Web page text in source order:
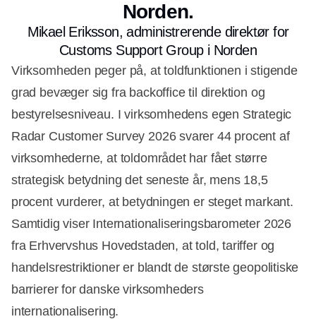
Norden.
Mikael Eriksson, administrerende direktør for
Customs Support Group i Norden
Virksomheden peger på, at toldfunktionen i stigende
grad bevæger sig fra backoffice til direktion og
bestyrelsesniveau. I virksomhedens egen Strategic
Radar Customer Survey 2026 svarer 44 procent af
virksomhederne, at toldområdet har fået større
strategisk betydning det seneste år, mens 18,5
procent vurderer, at betydningen er steget markant.
Samtidig viser Internationaliseringsbarometer 2026
fra Erhvervshus Hovedstaden, at told, tariffer og
handelsrestriktioner er blandt de største geopolitiske
barrierer for danske virksomheders
internationalisering.